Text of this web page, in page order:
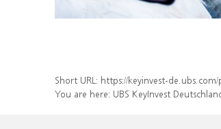
Short URL: https://keyinvest-
You are here: UBS KeyInvest